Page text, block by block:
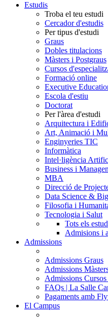
Estudis
Troba el teu estudi
Cercador d'estudis
Per tipus d'estudi
Graus
Dobles titulacions
Màsters i Postgraus
Cursos
Formació online
Executive
Escola d'estiu
Doctorat
Per l'àrea d'estudi
Arquitectura i
Art, Animació i
Enginyeries TIC
Informàtica
Intel·ligència
Business i
MBA
Direcció de
Data Science &
Filosofia i
Tecnologia i Salut
Tots els
Admisions i
Admissions
Admissions Graus
Admissions
Admissions
FAQs | La Salle
Pagaments amb
El Campus